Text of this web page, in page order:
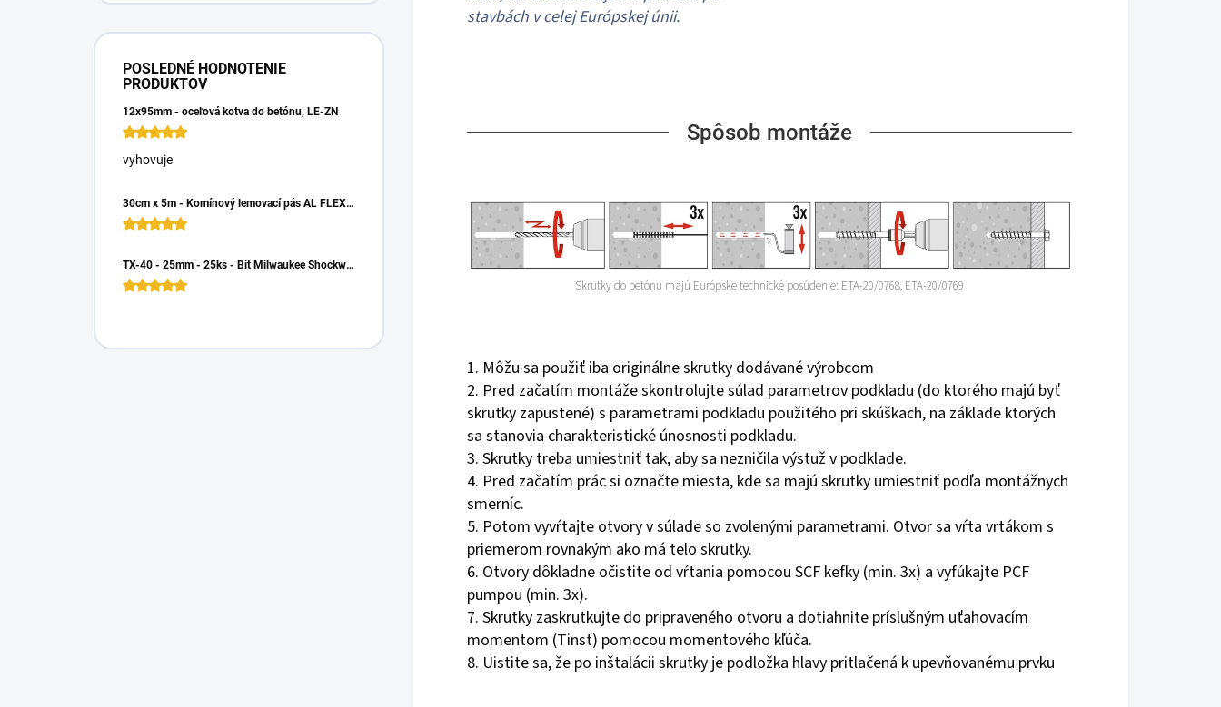
POSLEDNÉ HODNOTENIE
PRODUKTOV
12x95mm - oceľová kotva do betónu, LE-ZN
vyhovuje
30cm x 5m - Komínový lemovací pás AL FLEX 3D - Hnedá RAL 8017, Hliníkový
TX-40 - 25mm - 25ks - Bit Milwaukee Shockwave TORX
stavbách v celej Európskej únii.
Spôsob montáže
Skrutky do betónu majú Európske technické posúdenie: ETA-20/0768, ETA-20/0769
1. Môžu sa použiť iba originálne skrutky dodávané výrobcom
2. Pred začatím montáže skontrolujte súlad parametrov podkladu (do ktorého majú byť
skrutky zapustené) s parametrami podkladu použitého pri skúškach, na základe ktorých
sa stanovia charakteristické únosnosti podkladu.
3. Skrutky treba umiestniť tak, aby sa nezničila výstuž v podklade.
4. Pred začatím prác si označte miesta, kde sa majú skrutky umiestniť podľa montážnych
smerníc.
5. Potom vyvŕtajte otvory v súlade so zvolenými parametrami. Otvor sa vŕta vrtákom s
priemerom rovnakým ako má telo skrutky.
6. Otvory dôkladne očistite od vŕtania pomocou SCF kefky (min. 3x) a vyfúkajte PCF
pumpou (min. 3x).
7. Skrutky zaskrutkujte do pripraveného otvoru a dotiahnite príslušným uťahovacím
momentom (Tinst) pomocou momentového kľúča.
8. Uistite sa, že po inštalácii skrutky je podložka hlavy pritlačená k upevňovanému prvku